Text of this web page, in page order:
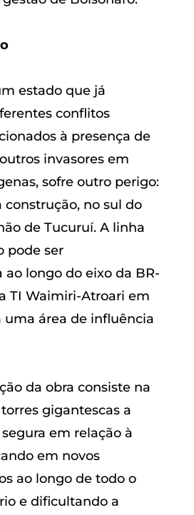
estado que já
conflitos
à presença de
invasores em
sofre outro perigo:
no sul do
de Tucuruí. A linha
pode ser
longo do eixo da BR-
TI Waimiri-Atroari em
uma área de influência
da obra consiste na
gigantescas a
em relação à
em novos
ao longo de todo o
e dificultando a